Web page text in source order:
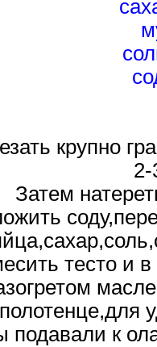
крупно
Затем
тесто и
полотенце,для
подавали к